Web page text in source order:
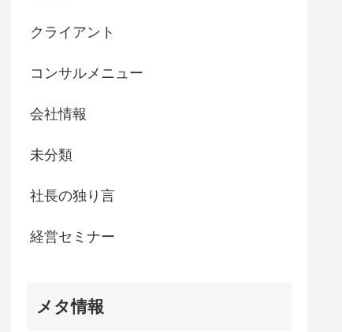
クライアント
コンサルメニュー
会社情報
未分類
社長の独り言
経営セミナー
メタ情報